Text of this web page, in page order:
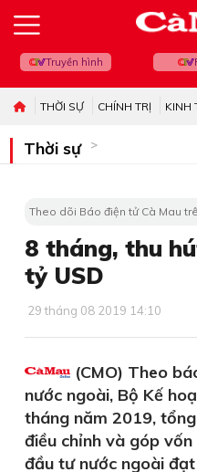
Truyền hình
THỜI SỰ CHÍNH TRỊ KINH
Thời sự
Theo dõi Báo điện tử Cà Mau
8 tháng, thu
tỷ USD
29 tháng 08 2019 14:10
(CMO) Theo
nước ngoài, Bộ Kế
tháng năm 2019,
điều chỉnh và góp
đầu tư nước ngoài